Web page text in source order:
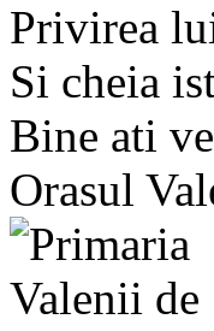
Privirea
Si cheia
Bine ati
Orasul